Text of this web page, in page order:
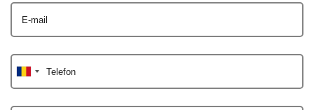
E-mail
Telefon